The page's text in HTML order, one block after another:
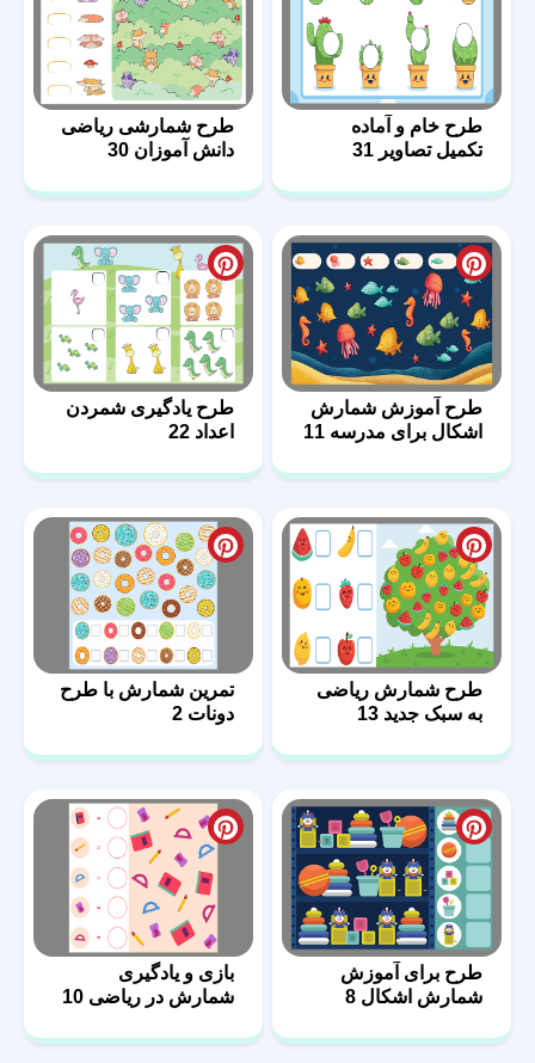
طرح خام و آماده
تکمیل تصاویر 31
طرح شمارشی ریاضی
دانش آموزان 30
طرح آموزش شمارش
اشکال برای مدرسه 11
طرح یادگیری شمردن
اعداد 22
طرح شمارش ریاضی
به سبک جدید 13
تمرین شمارش با طرح
دونات 2
طرح برای آموزش
شمارش اشکال 8
بازی و یادگیری
شمارش در ریاضی 10